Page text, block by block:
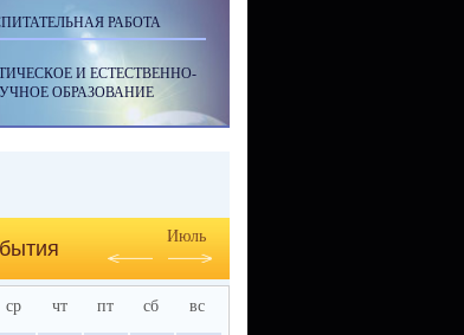
РАБОТА
И ЕСТЕСТВЕННО-
ОБРАЗОВАНИЕ
Июль
ср чт пт сб вс